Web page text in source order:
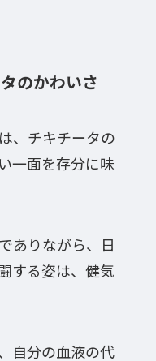
のかわいさ
、チキチータの
一面を存分に味
ありながら、日
する姿は、健気
自分の血液の代